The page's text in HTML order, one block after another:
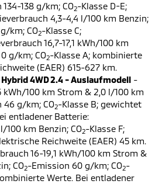
138 g/km; CO2-Klasse D-E;
4,3-4,4 l/100 km Benzin;
km; CO2-Klasse C;
16,7-17,1 kWh/100 km
g/km; CO2-Klasse A; kombinierte
(EAER) 615-627 km.
4WD 2.4 - Auslaufmodell -
kWh/100 km Strom & 2,0 l/100 km
46 g/km; CO2-Klasse B; gewichtet
entladener Batterie:
100 km Benzin; CO2-Klasse F;
Reichweite (EAER) 45 km.
16-19,1 kWh/100 km Strom &
CO2-Emission 60 g/km; CO2-
Werte. Bei entladener